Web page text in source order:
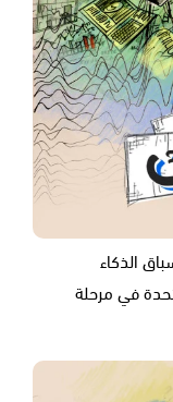
الذكاء
في مرحلة